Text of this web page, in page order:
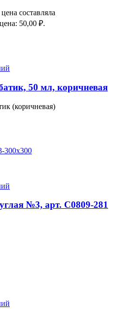
составляла
50,00 ₽.
50 мл, коричневая
(коричневая)
№3, арт. С0809-281